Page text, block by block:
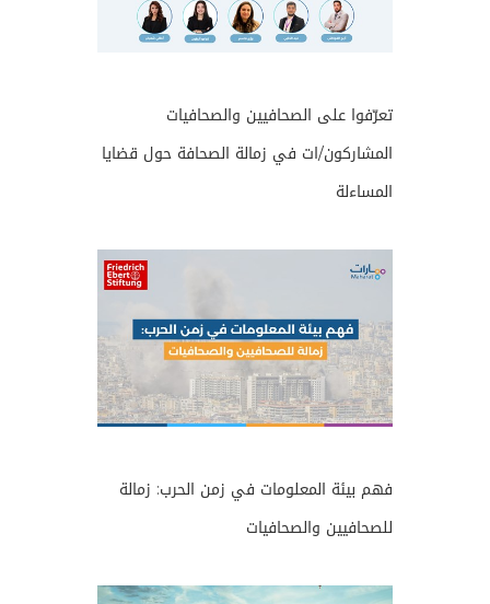
تعرّفوا على الصحافيين والصحافيات
المشاركون/ات في زمالة الصحافة حول قضايا
المساءلة
فهم بيئة المعلومات في زمن الحرب: زمالة
للصحافيين والصحافيات